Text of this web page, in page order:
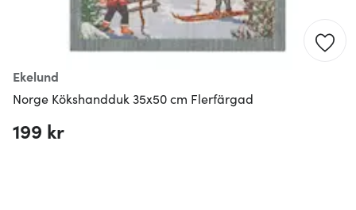
Ekelund
Norge Kökshandduk 35x50 cm Flerfärgad
199 kr